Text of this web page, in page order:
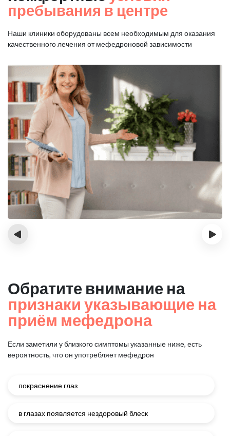
пребывания в центре
Наши клиники оборудованы всем необходимым для оказания
качественного лечения от мефедроновой зависимости
‹ ›
Обратите внимание на
признаки указывающие на
приём мефедрона
Если заметили у близкого симптомы указанные ниже, есть
вероятность, что он употребляет мефедрон
покраснение глаз
в глазах появляется нездоровый блеск